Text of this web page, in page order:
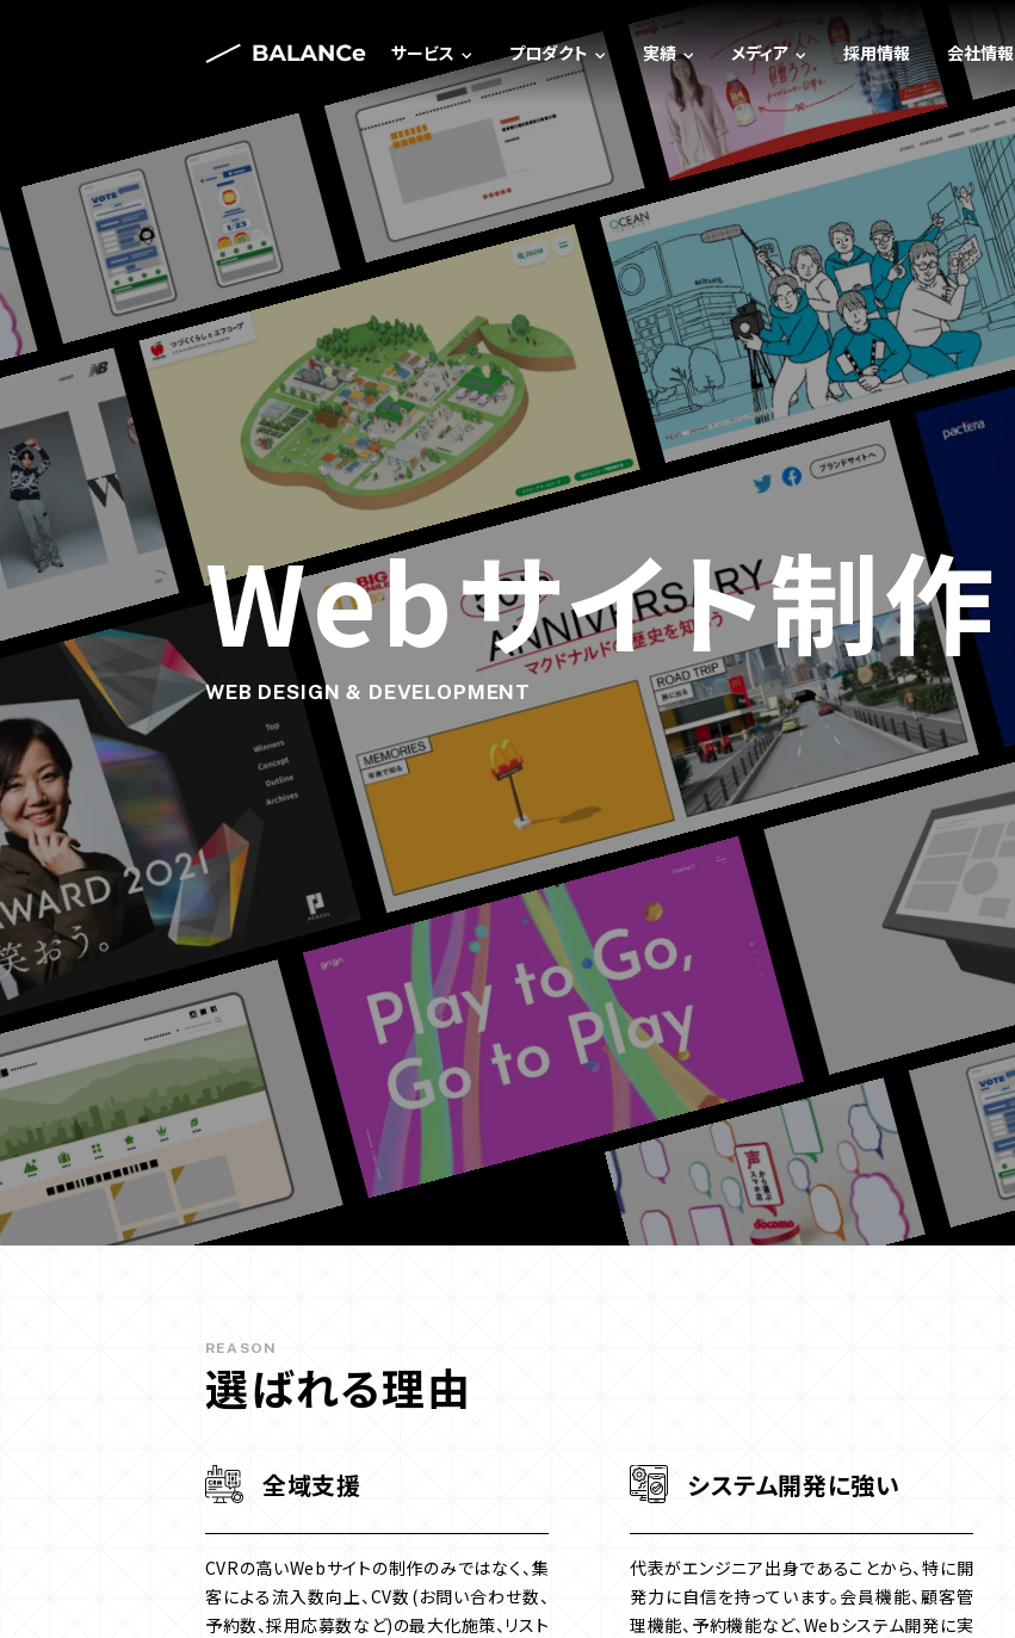
サービス
サービス一覧
システム開発
ゲーム・エンタメコンテンツ制作
Webサイト制作
プロダクト
デジタルスタンプラリー
イベント効果測定システム
実績
実績一覧
ケーススタディ
メディア
メディアトップ
システム開発
ゲーム・エンタメコンテンツ制作
Webサイト制作
デザイン・技術
採用情報 会社情報
Webサイト制作
WEB DESIGN & DEVELOPMENT
REASON
選ばれる理由
全域支援
CVRの高いWebサイトの制作のみではなく、集
客による流入数向上、CV数(お問い合わせ数、
予約数、採用応募数など)の最大化施策、リスト
システム開発に強い
代表がエンジニア出身であることから、特に開
発力に自信を持っています。会員機能、顧客管
理機能、予約機能など、Webシステム開発に実